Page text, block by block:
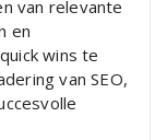
van relevante
en
wins te
van SEO,